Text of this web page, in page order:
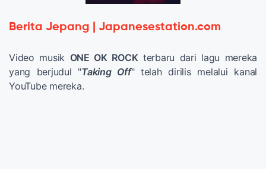
Berita Jepang | Japanesestation.com
Video musik ONE OK ROCKterbaru dari lagu mereka
yang berjudul "Taking Off" telah dirilis melalui kanal
YouTube mereka.